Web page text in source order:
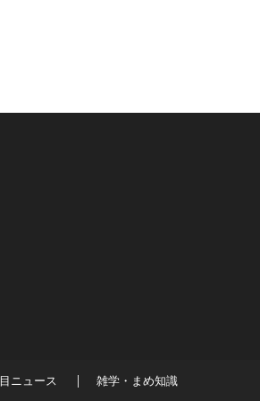
ニュース 雑学・まめ知識